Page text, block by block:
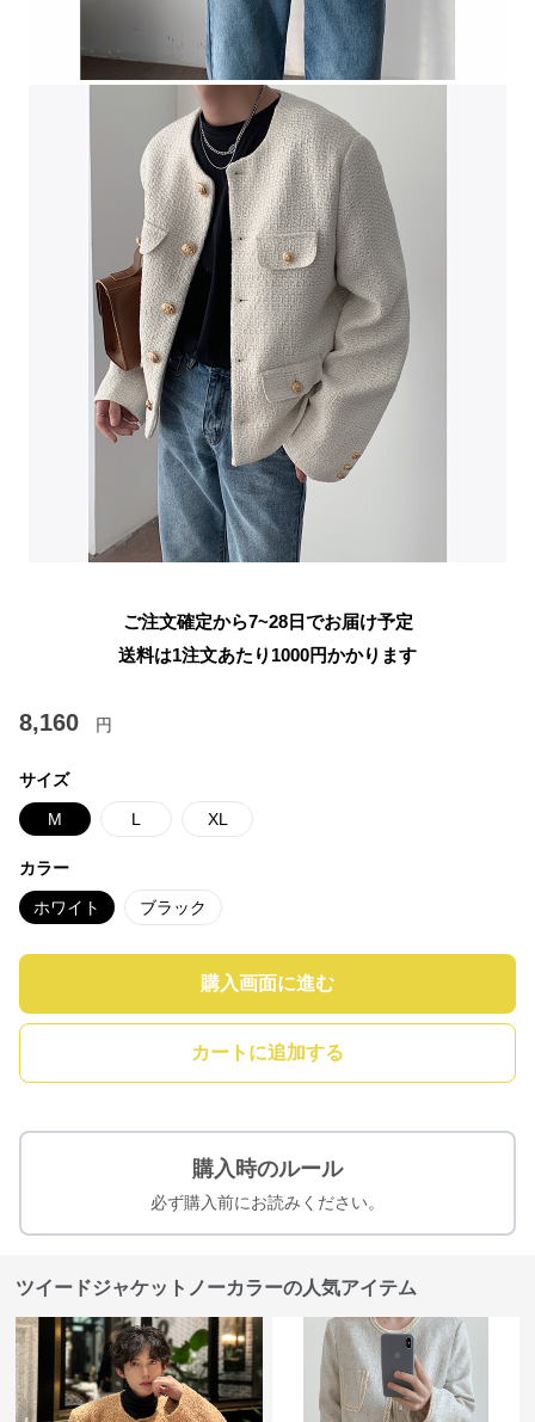
ご注文確定から7~28日でお届け予定
送料は1注文あたり 1000円かかります
8,160 円
サイズ
M L XL
カラー
ホワイト ブラック
購入画面に進む
カートに追加する
購入時のルール
必ず購入前にお読みください。
ツイードジャケットノーカラーの人気アイテム